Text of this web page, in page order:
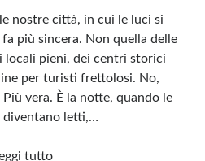
considerarsi un prodotto editoriale ai
vari post. Saranno comunque cancellati quelli
o dell’onorabilità di terzi, di genere spam,
non conformi al rispetto delle norme sulla
blog sono tratte da Internet e, pertanto,
la loro pubblicazione violasse eventuali
via e-mail a info[at]dinovalle.it e saranno
blog non è responsabile dei siti collegati
nostre città, in cui le luci si
più sincera. Non quella delle
locali pieni, dei centri storici
per turisti frettolosi. No,
Più vera. È la notte, quando le
diventano letti,…
tuttoL’Italia